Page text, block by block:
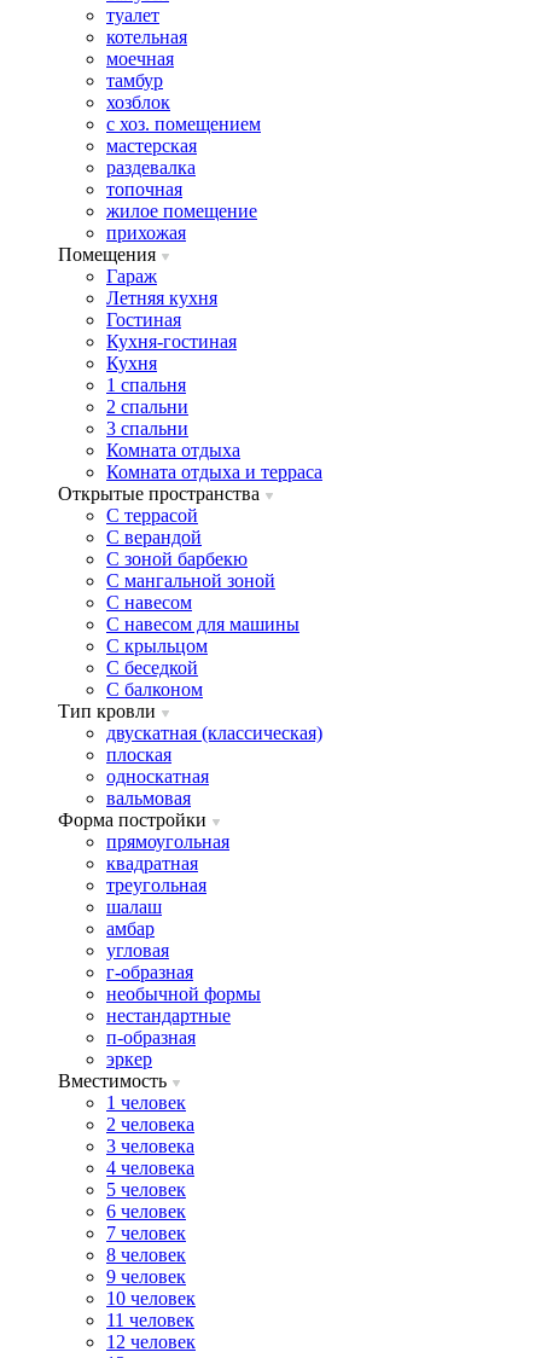
туалет
котельная
моечная
тамбур
хозблок
с хоз. помещением
мастерская
раздевалка
топочная
жилое помещение
прихожая
Помещения
Гараж
Летняя кухня
Гостиная
Кухня-гостиная
Кухня
1 спальня
2 спальни
3 спальни
Комната отдыха
Комната отдыxа и терраса
Открытые пространства
C террасой
C верандой
C зоной барбекю
C мангальной зоной
C навесом
C навесом для машины
C крыльцом
C беседкой
C балконом
Тип кровли
двускатная (классическая)
плоская
односкатная
вальмовая
Форма постройки
прямоугольная
квадратная
треугольная
шалаш
амбар
угловая
г-образная
необычной формы
нестандартные
п-образная
эркер
Вместимость
1 человек
2 человека
3 человека
4 человека
5 человек
6 человек
7 человек
8 человек
9 человек
10 человек
11 человек
12 человек